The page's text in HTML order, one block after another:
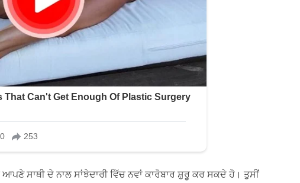
ਸਾਥੀ ਦੇ ਨਾਲ ਸਾਂਝੇਦਾਰੀ ਵਿੱਚ ਨਵਾਂ ਕਾਰੋਬਾਰ ਸ਼ੁਰੂ ਕਰ ਸਕਦੇ ਹੋ। ਤੁਸੀਂ